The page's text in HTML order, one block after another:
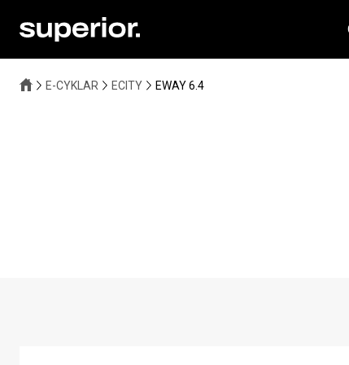
E-CYKLAR ECITY EWAY 6.4